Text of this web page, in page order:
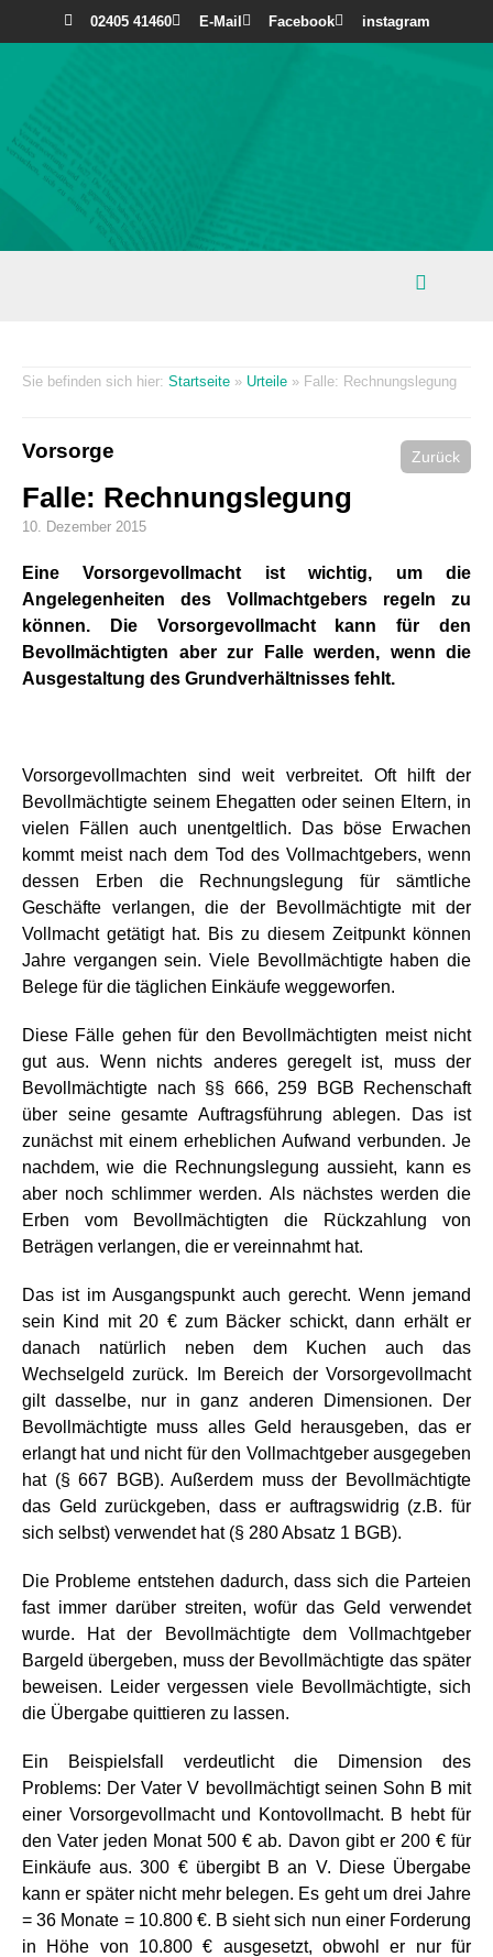
02405 41460 E-Mail Facebook instagram
Startseite » Urteile » Falle: Rechnungslegung
Vorsorge Zurück
Falle: Rechnungslegung
10. Dezember 2015
Eine Vorsorgevollmacht ist wichtig, um die
Angelegenheiten des Vollmachtgebers regeln zu
können. Die Vorsorgevollmacht kann für den
Bevollmächtigten aber zur Falle werden, wenn die
Ausgestaltung des Grundverhältnisses fehlt.
Vorsorgevollmachten sind weit verbreitet. Oft hilft der
Bevollmächtigte seinem Ehegatten oder seinen Eltern, in
vielen Fällen auch unentgeltlich. Das böse Erwachen
kommt meist nach dem Tod des Vollmachtgebers, wenn
dessen Erben die Rechnungslegung für sämtliche
Geschäfte verlangen, die der Bevollmächtigte mit der
Vollmacht getätigt hat. Bis zu diesem Zeitpunkt können
Jahre vergangen sein. Viele Bevollmächtigte haben die
Belege für die täglichen Einkäufe weggeworfen.
Diese Fälle gehen für den Bevollmächtigten meist nicht
gut aus. Wenn nichts anderes geregelt ist, muss der
Bevollmächtigte nach §§ 666, 259 BGB Rechenschaft
über seine gesamte Auftragsführung ablegen. Das ist
zunächst mit einem erheblichen Aufwand verbunden. Je
nachdem, wie die Rechnungslegung aussieht, kann es
aber noch schlimmer werden. Als nächstes werden die
Erben vom Bevollmächtigten die Rückzahlung von
Beträgen verlangen, die er vereinnahmt hat.
Das ist im Ausgangspunkt auch gerecht. Wenn jemand
sein Kind mit 20 € zum Bäcker schickt, dann erhält er
danach natürlich neben dem Kuchen auch das
Wechselgeld zurück. Im Bereich der Vorsorgevollmacht
gilt dasselbe, nur in ganz anderen Dimensionen. Der
Bevollmächtigte muss alles Geld herausgeben, das er
erlangt hat und nicht für den Vollmachtgeber ausgegeben
hat (§ 667 BGB). Außerdem muss der Bevollmächtigte
das Geld zurückgeben, dass er auftragswidrig (z.B. für
sich selbst) verwendet hat (§ 280 Absatz 1 BGB).
Die Probleme entstehen dadurch, dass sich die Parteien
fast immer darüber streiten, wofür das Geld verwendet
wurde. Hat der Bevollmächtigte dem Vollmachtgeber
Bargeld übergeben, muss der Bevollmächtigte das später
beweisen. Leider vergessen viele Bevollmächtigte, sich
die Übergabe quittieren zu lassen.
Ein Beispielsfall verdeutlicht die Dimension des
Problems: Der Vater V bevollmächtigt seinen Sohn B mit
einer Vorsorgevollmacht und Kontovollmacht. B hebt für
den Vater jeden Monat 500 € ab. Davon gibt er 200 € für
Einkäufe aus. 300 € übergibt B an V. Diese Übergabe
kann er später nicht mehr belegen. Es geht um drei Jahre
= 36 Monate = 10.800 €. B sieht sich nun einer Forderung
in Höhe von 10.800 € ausgesetzt, obwohl er nur für